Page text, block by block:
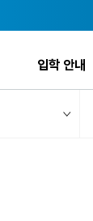
입학 안내